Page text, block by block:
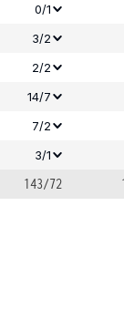
0/1
3/2
2/2
14/7
7/2
3/1
143/72